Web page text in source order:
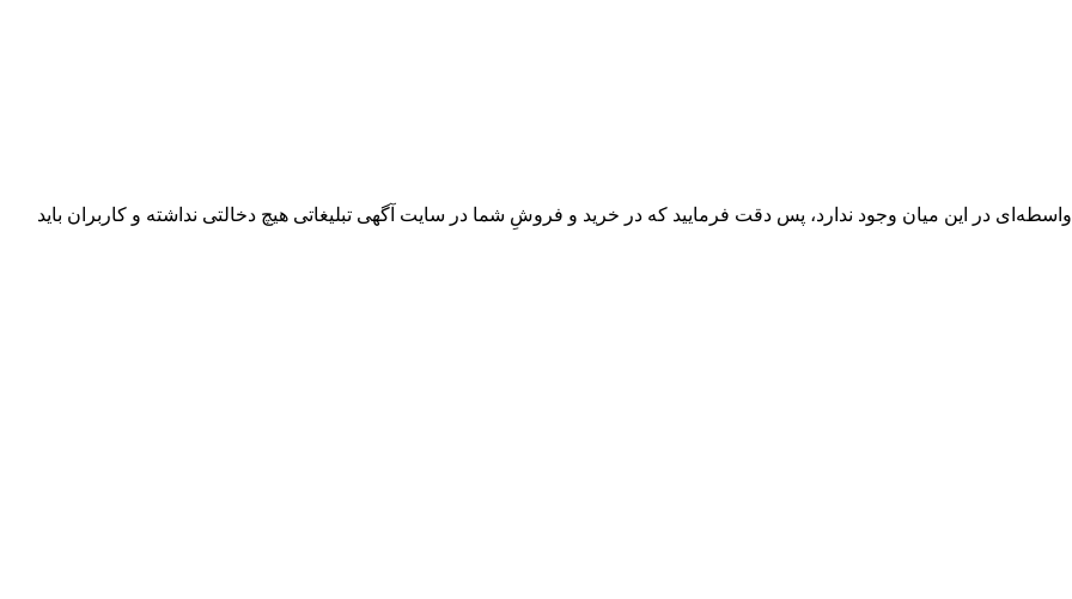
در این میان وجود ندارد، پس دقت فرمایید که در خرید و فروشِ شما در سایت آگهی تبلیغاتی هیچ دخالتی نداشته و کاربران باید